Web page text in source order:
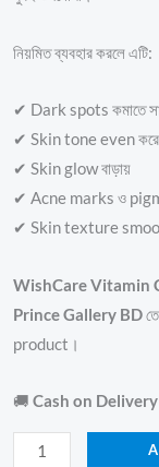
নিয়মিত ব্যবহার করলে এটি:
✔ Dark spots কমাতে
✔ Skin tone even করে
✔ Skin glow বাড়ায়
✔ Acne marks ও
✔ Skin texture
WishCare Vitamin
Prince Gallery BD
product।
🚚 Cash on